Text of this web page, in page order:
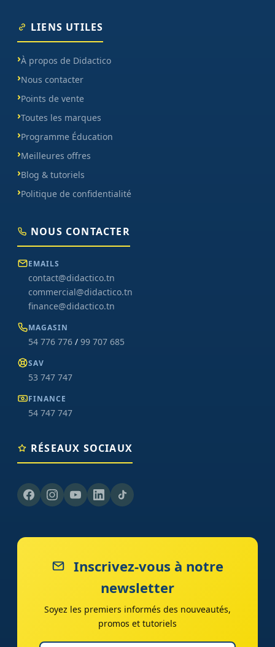
LIENS UTILES
À propos de Didactico
Nous contacter
Points de vente
Toutes les marques
Programme Éducation
Meilleures offres
Blog & tutoriels
Politique de confidentialité
NOUS CONTACTER
EMAILS
contact@didactico.tn
commercial@didactico.tn
finance@didactico.tn
MAGASIN
54 776 776 / 99 707 685
SAV
53 747 747
FINANCE
54 747 747
RÉSEAUX SOCIAUX
Inscrivez-vous à notre
newsletter
Soyez les premiers informés des nouveautés,
promos et tutoriels